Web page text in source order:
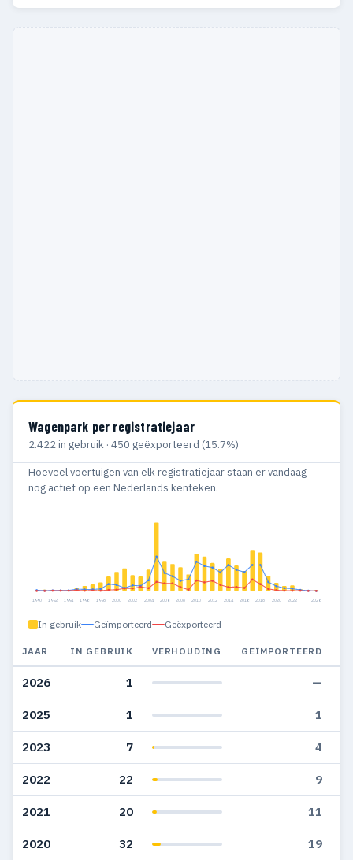
Wagenpark per registratiejaar
2.422 in gebruik · 450 geëxporteerd (15.7%)
Hoeveel voertuigen van elk registratiejaar staan er vandaag
nog actief op een Nederlands kenteken.
1990 1992 1994 1996 1998 2000 2002 2004 2006 2008 2010 2012 2014 2016 2018 2020 2022 2026
In gebruik Geïmporteerd Geëxporteerd
JAAR IN GEBRUIK VERHOUDING GEÏMPORTEERD
2026 1 —
2025 1 1
2023 7 4
2022 22 9
2021 20 11
2020 32 19